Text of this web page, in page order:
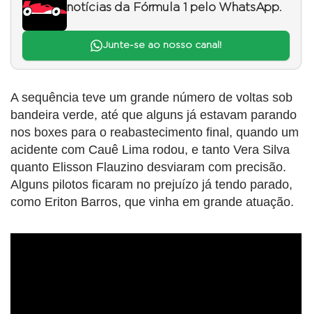
notícias da Fórmula 1 pelo WhatsApp.
Junte-se ao nosso canal!
A sequência teve um grande número de voltas sob
bandeira verde, até que alguns já estavam parando
nos boxes para o reabastecimento final, quando um
acidente com Cauê Lima rodou, e tanto Vera Silva
quanto Elisson Flauzino desviaram com precisão.
Alguns pilotos ficaram no prejuízo já tendo parado,
como Eriton Barros, que vinha em grande atuação.